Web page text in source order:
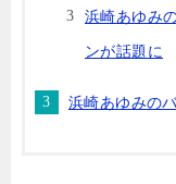
浜崎あゆみ
ンが話題に
浜崎あゆみの